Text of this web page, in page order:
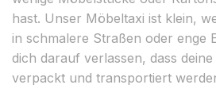
hast. Unser Möbeltaxi ist klein,
in schmalere Straßen oder enge
dich darauf verlassen, dass
verpackt und transportiert